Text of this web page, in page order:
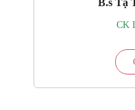
B.s Tạ
CK